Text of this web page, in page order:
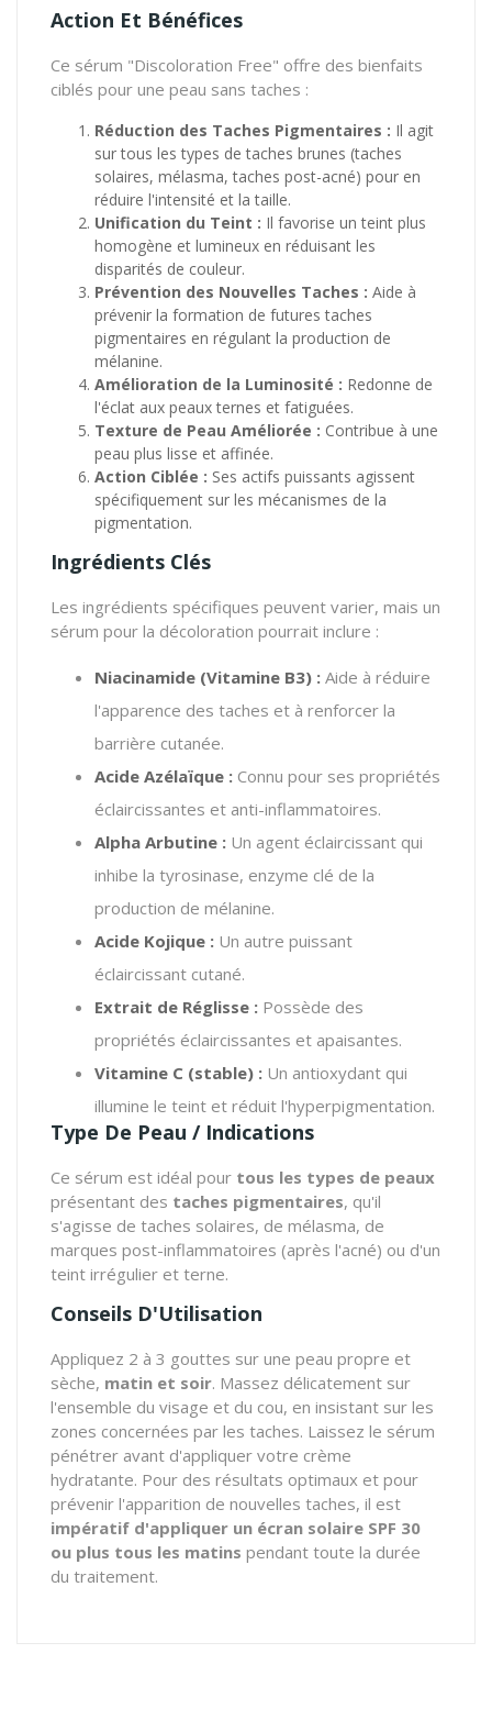
Action Et Bénéfices
Ce sérum "Discoloration Free" offre des bienfaits
ciblés pour une peau sans taches :
Réduction des Taches Pigmentaires : Il agit
sur tous les types de taches brunes (taches
solaires, mélasma, taches post-acné) pour en
réduire l'intensité et la taille.
Unification du Teint : Il favorise un teint plus
homogène et lumineux en réduisant les
disparités de couleur.
Prévention des Nouvelles Taches : Aide à
prévenir la formation de futures taches
pigmentaires en régulant la production de
mélanine.
Amélioration de la Luminosité : Redonne de
l'éclat aux peaux ternes et fatiguées.
Texture de Peau Améliorée : Contribue à une
peau plus lisse et affinée.
Action Ciblée : Ses actifs puissants agissent
spécifiquement sur les mécanismes de la
pigmentation.
Ingrédients Clés
Les ingrédients spécifiques peuvent varier, mais un
sérum pour la décoloration pourrait inclure :
Niacinamide (Vitamine B3) : Aide à réduire
l'apparence des taches et à renforcer la
barrière cutanée.
Acide Azélaïque : Connu pour ses propriétés
éclaircissantes et anti-inflammatoires.
Alpha Arbutine : Un agent éclaircissant qui
inhibe la tyrosinase, enzyme clé de la
production de mélanine.
Acide Kojique : Un autre puissant
éclaircissant cutané.
Extrait de Réglisse : Possède des
propriétés éclaircissantes et apaisantes.
Vitamine C (stable) : Un antioxydant qui
illumine le teint et réduit l'hyperpigmentation.
Type De Peau / Indications
Ce sérum est idéal pour tous les types de peaux
présentant des taches pigmentaires, qu'il
s'agisse de taches solaires, de mélasma, de
marques post-inflammatoires (après l'acné) ou d'un
teint irrégulier et terne.
Conseils D'Utilisation
Appliquez 2 à 3 gouttes sur une peau propre et
sèche, matin et soir. Massez délicatement sur
l'ensemble du visage et du cou, en insistant sur les
zones concernées par les taches. Laissez le sérum
pénétrer avant d'appliquer votre crème
hydratante. Pour des résultats optimaux et pour
prévenir l'apparition de nouvelles taches, il est
impératif d'appliquer un écran solaire SPF 30
ou plus tous les matins pendant toute la durée
du traitement.